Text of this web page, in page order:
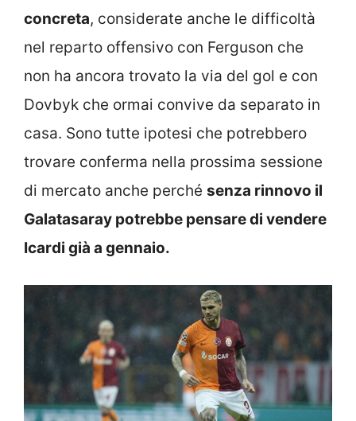
concreta, considerate anche le difficoltà
nel reparto offensivo con Ferguson che
non ha ancora trovato la via del gol e con
Dovbyk che ormai convive da separato in
casa. Sono tutte ipotesi che potrebbero
trovare conferma nella prossima sessione
di mercato anche perché senza rinnovo il
Galatasaray potrebbe pensare di vendere
Icardi già a gennaio.